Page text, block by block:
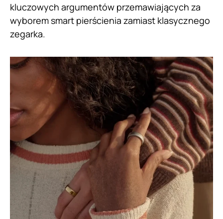
kluczowych argumentów przemawiających za
wyborem smart pierścienia zamiast klasycznego
zegarka.